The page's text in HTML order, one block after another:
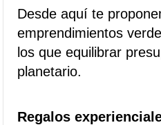
Desde aquí te
emprendimientos
los que equilibrar
planetario.
Regalos